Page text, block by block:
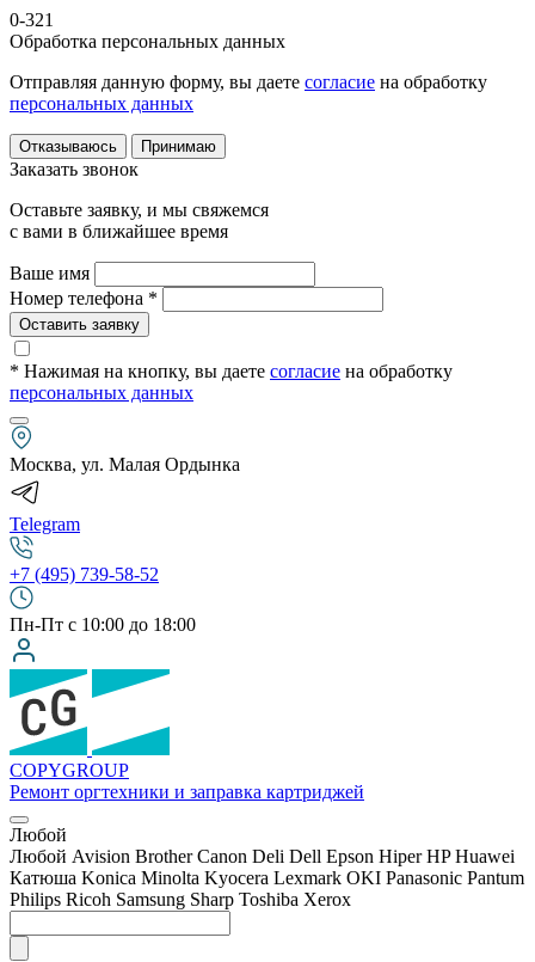
0-321
Обработка персональных данных
Отправляя данную форму, вы даете согласие на обработку
персональных данных
Отказываюсь Принимаю
Заказать звонок
Оставьте заявку, и мы свяжемся
с вами в ближайшее время
Ваше имя
Номер телефона *
Оставить заявку
* Нажимая на кнопку, вы даете согласие на обработку
персональных данных
Москва, ул. Малая Ордынка
Telegram
+7 (495) 739-58-52
Пн-Пт с 10:00 до 18:00
COPYGROUP
Ремонт оргтехники и заправка картриджей
Любой
Любой Avision Brother Canon Deli Dell Epson Hiper HP Huawei
Катюша Konica Minolta Kyocera Lexmark OKI Panasonic Pantum
Philips Ricoh Samsung Sharp Toshiba Xerox